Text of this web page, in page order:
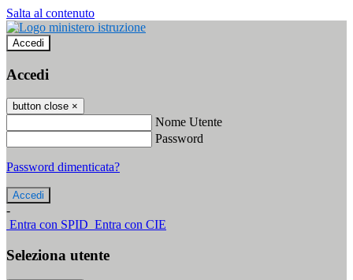
Salta al contenuto
Accedi
Accedi
button close ×
Nome Utente
Password
Password dimenticata?
-
Entra con SPID Entra con CIE
Seleziona utente